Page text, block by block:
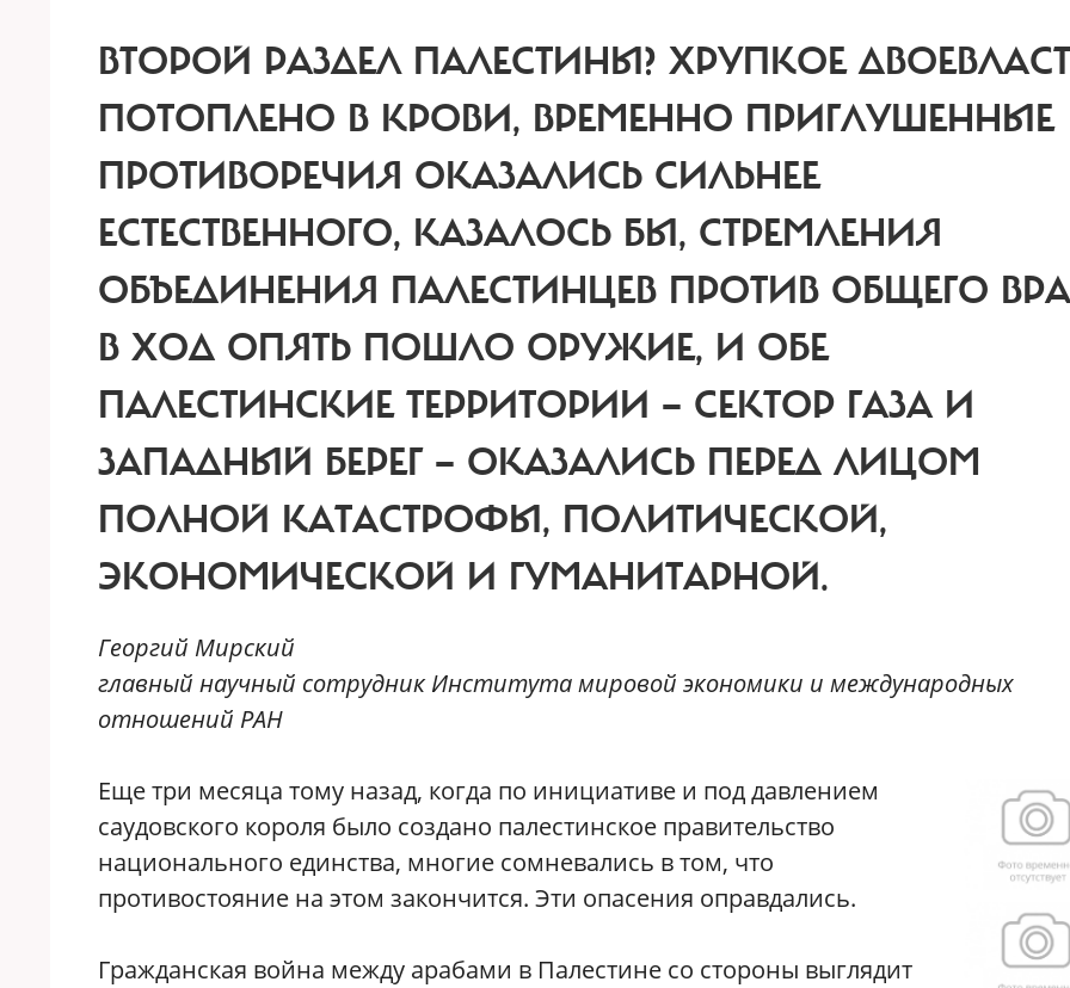
ВТОРОЙ РАЗДЕЛ ПАЛЕСТИНЫ? ХРУПКОЕ
ПОТОПЛЕНО В КРОВИ, ВРЕМЕННО ПРИГЛУШЕННЫЕ
ПРОТИВОРЕЧИЯ ОКАЗАЛИСЬ СИЛЬНЕЕ
ЕСТЕСТВЕННОГО, КАЗАЛОСЬ БЫ, СТРЕМЛЕНИЯ
ОБЪЕДИНЕНИЯ ПАЛЕСТИНЦЕВ ПРОТИВ ОБЩЕГО
В ХОД ОПЯТЬ ПОШЛО ОРУЖИЕ, И ОБЕ
ПАЛЕСТИНСКИЕ ТЕРРИТОРИИ — СЕКТОР ГАЗА И
ЗАПАДНЫЙ БЕРЕГ — ОКАЗАЛИСЬ ПЕРЕД ЛИЦОМ
ПОЛНОЙ КАТАСТРОФЫ, ПОЛИТИЧЕСКОЙ,
ЭКОНОМИЧЕСКОЙ И ГУМАНИТАРНОЙ.
Георгий Мирский
главный научный сотрудник Института мировой экономики и международных
отношений РАН
Еще три месяца тому назад, когда по инициативе и под давлением
саудовского короля было создано палестинское правительство
национального единства, многие сомневались в том, что
противостояние на этом закончится. Эти опасения оправдались.
Гражданская война между арабами в Палестине со стороны выглядит